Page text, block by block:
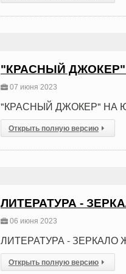
"КРАСНЫЙ
07 июня 2023
"КРАСНЫЙ ДЖОКЕР" НА
Открыть полную версию
ЛИТЕРАТУРА -
06 июня 2023
ЛИТЕРАТУРА - ЗЕРКАЛО
Открыть полную версию